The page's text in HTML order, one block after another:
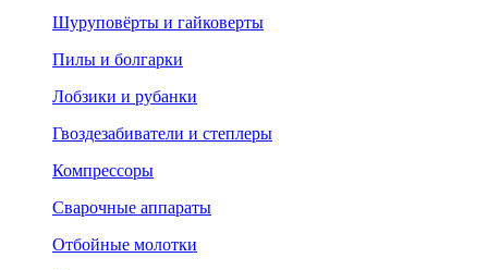
Шуруповёрты и гайковерты
Пилы и болгарки
Лобзики и рубанки
Гвоздезабиватели и степлеры
Компрессоры
Сварочные аппараты
Отбойные молотки